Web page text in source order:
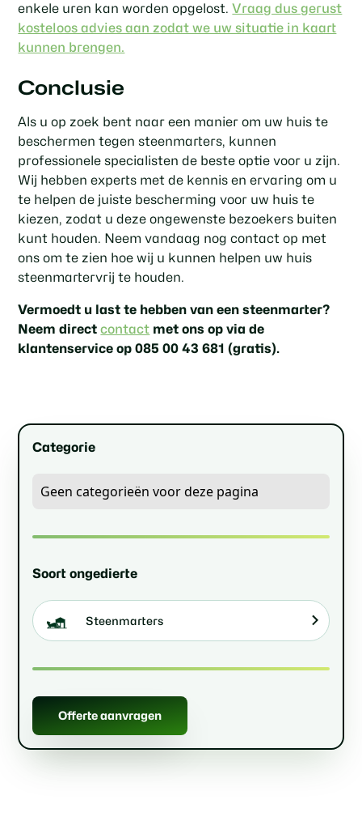
Categorie
Geen categorieën voor deze pagina
Soort ongedierte
Steenmarters
Offerte aanvragen
enkele uren kan worden opgelost.Vraag dus gerust
kosteloos advies aan zodat we uw situatie in kaart
kunnen brengen.
Conclusie
Als u op zoek bent naar een manier om uw huis te
beschermen tegen steenmarters, kunnen
professionele specialisten de beste optie voor u zijn.
Wij hebben experts met de kennis en ervaring om u
te helpen de juiste bescherming voor uw huis te
kiezen, zodat u deze ongewenste bezoekers buiten
kunt houden. Neem vandaag nog contact op met
ons om te zien hoe wij u kunnen helpen uw huis
steenmartervrij te houden.
Vermoedt u last te hebben van een steenmarter?
Neem directcontact met ons op via de
klantenservice op 085 00 43 681 (gratis).